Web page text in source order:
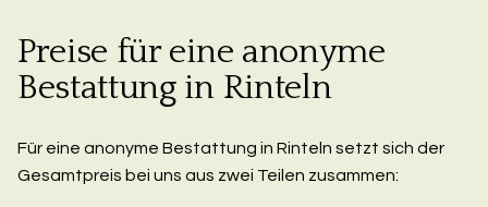
Preise für eine anonyme
Bestattung in Rinteln
Für eine anonyme Bestattung in Rinteln setzt sich der
Gesamtpreis bei uns aus zwei Teilen zusammen: